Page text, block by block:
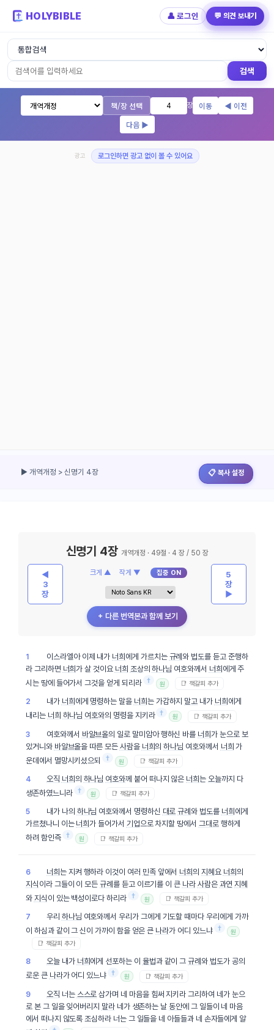
HOLYBIBLE 👤 로그인 💬 의견 보내기
성경읽기 - 개역개정 개역한글 NIV KJV
검색
책/장 선택 장 이동
◀ 이전
다음 ▶
광고 로그인하면 광고 없이 볼 수 있어요
▶ 개역개정 > 신명기 4장 📋 복사 설정
◀
3
장
신명기 4장개역개정 · 49절 · 4 장 / 50 장
크게 ▲ 작게 ▼ 집중 ON
＋ 다른 번역본과 함께 보기
5
장
▶
1 이스라엘아 이제 내가 너희 에게 가르치는 규례와 법도를 듣고 준행하
라 그리하면 너희가 살 것이요 너희 조상의하나님 여호와께서 너희 에게 주
시는 땅에 들어가서 그것을 얻게 되리라 † 원 📑 책갈피 추가
2 내가 너희 에게 명령하는 말을 너희 는 가감하지 말고 내가 너희 에게
내리는 너희 하나님 여호와의 명령을 지키라 † 원 📑 책갈피 추가
3 여호와께서 바알브올의 일로 말미암아 행하신 바를 너희가 눈으로 보
았거니와 바알브올을 따른 모든 사람을 너희의하나님 여호와께서 너희 가
운데에서 멸망시키셨으되
† 원 📑 책갈피 추가
4 오직 너희 의 하나님 여호와께 붙어 떠나지 않은 너희는 오늘까지 다
생존하였느니라 † 원 📑 책갈피 추가
5 내가 나의 하나님 여호와께서 명령하신 대로 규례와 법도를 너희 에게
가르쳤나니 이는 너희가 들어가서 기업으로 차지할 땅에서 그대로행하게
하려 함인즉 † 원 📑 책갈피 추가
6 너희는 지켜 행하라 이것이 여러 민족앞에서 너희의지혜요 너희의
지식 이라 그들이 이 모든규례를 듣고 이르기를 이 큰 나라 사람은 과연 지혜
와 지식 이 있는 백성이로다 하리라 † 원 📑 책갈피 추가
7 우리 하나님 여호와께서 우리가 그에게 기도할 때마다 우리에게 가까
이 하심과 같이 그 신이 가까이 함을 얻은 큰 나라가 어디 있느냐 † 원
📑 책갈피 추가
8 오늘내가 너희 에게 선포하는 이 율법과 같이 그규례와 법도가 공의
로운 큰 나라가 어디 있느냐 † 원 📑 책갈피 추가
9 오직 너는 스스로 삼가며 네 마음을 힘써 지키라 그리하여 네가 눈으
로 본 그 일을 잊어버리지 말라네가 생존하는 날동안에 그 일들이 네 마음
에서 떠나지 않도록 조심하라 너는 그 일들을 네 아들들과 네 손자들에게 알